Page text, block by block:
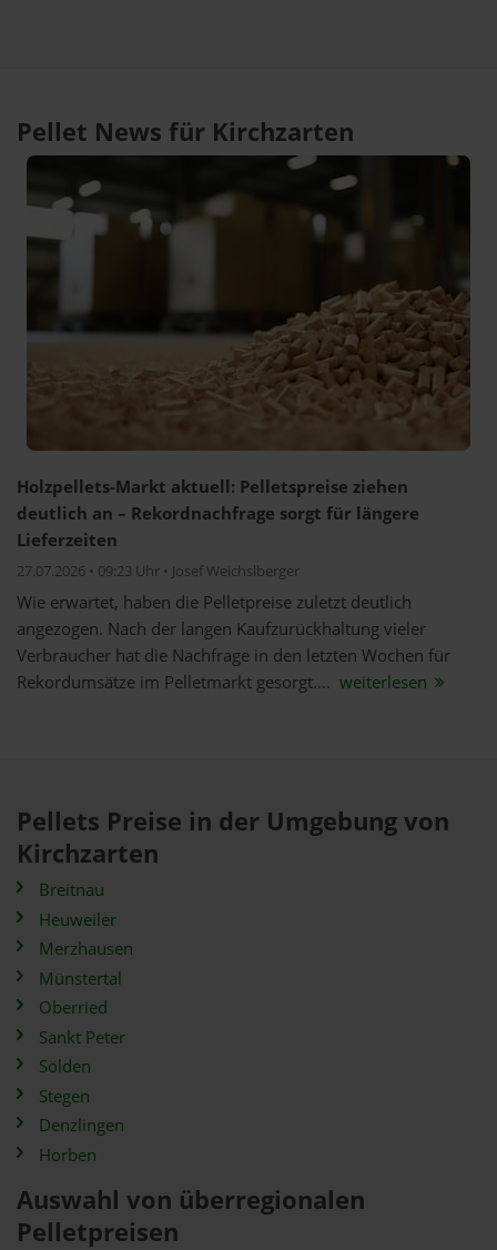
Pellet News für Kirchzarten
Holzpellets-Markt aktuell: Pelletspreise ziehen
deutlich an – Rekordnachfrage sorgt für längere
Lieferzeiten
27.07.2026 • 09:23 Uhr • Josef Weichslberger
Wie erwartet, haben die Pelletpreise zuletzt deutlich
angezogen. Nach der langen Kaufzurückhaltung vieler
Verbraucher hat die Nachfrage in den letzten Wochen für
Rekordumsätze im Pelletmarkt gesorgt.... weiterlesen
Pellets Preise in der Umgebung von
Kirchzarten
Breitnau
Heuweiler
Merzhausen
Münstertal
Oberried
Sankt Peter
Sölden
Stegen
Denzlingen
Horben
Auswahl von überregionalen
Pelletpreisen